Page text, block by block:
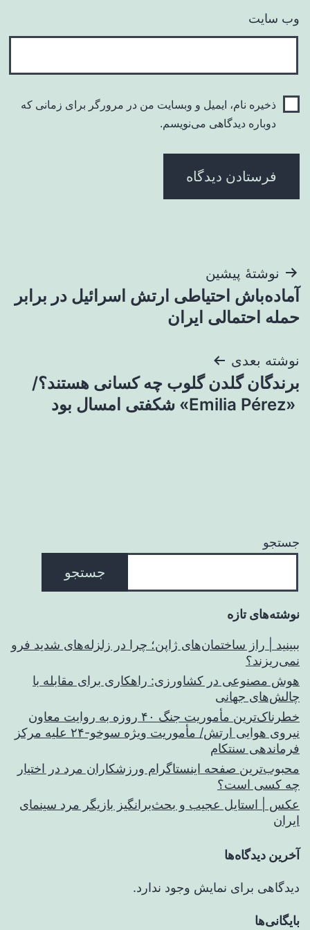
وب‌ سایت
ذخیره نام، ایمیل و وبسایت من در مرورگر برای زمانی که
دوباره دیدگاهی می‌نویسم.
راهبری
نوشته
نوشتهٔ پیشین
آماده‌باش احتیاطی ارتش اسرائیل در برابر
حمله احتمالی ایران
نوشته بعدی
برندگان گلدن گلوب چه کسانی هستند؟/
«Emilia Pérez» شکفتی امسال بود
جستجو
جستجو
نوشته‌های تازه
ببینید | راز ساختمان‌های ژاپن؛ چرا در زلزله‌های شدید فرو
نمی‌ریزند؟
هوش مصنوعی در کشاورزی: راهکاری برای مقابله با
چالش‌های جهانی
خطرناک‌ترین مأموریت جنگ ۴۰ روزه به روایت معاون
نیروی هوایی ارتش/ مأموریت ویژه سوخو-۲۴ علیه مرکز
فرماندهی سنتکام
محبوب‌ترین صفحه اینستاگرام ورزشکاران مرد در اختیار
چه کسی است؟
عکس | استایل عجیب و بحث‌برانگیز بازیگر مرد سینمای
ایران
آخرین دیدگاه‌ها
دیدگاهی برای نمایش وجود ندارد.
بایگانی‌ها